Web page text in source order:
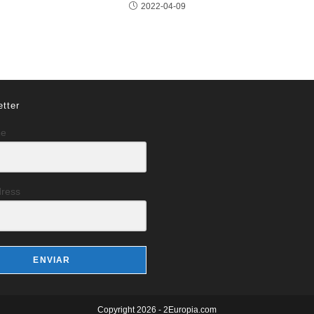
2022-04-09
ENVIAR
Copyright 2026 - 2Europia.com